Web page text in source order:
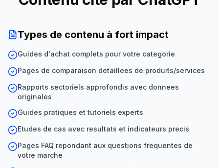
Types de contenu à fort impact
Guides d'achat complets pour votre categorie
Pages de comparaison detaillees de produits/services
Rapports sectoriels approfondis avec donnees
originales
Guides pratiques et tutoriels experts
Etudes de cas avec resultats et indicateurs precis
Pages FAQ repondant aux questions frequentes de
votre marche